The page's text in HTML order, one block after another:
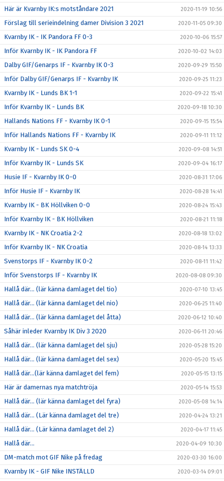
Här är Kvarnby IK:s motståndare 2021 2020-11-19 10:56
Förslag till serieindelning damer Division 3 2021 2020-11-05 09:30
Kvarnby IK - IK Pandora FF 0-3 2020-10-06 15:57
Inför Kvarnby IK - IK Pandora FF 2020-10-02 14:03
Dalby GIF/Genarps IF - Kvarnby IK 0-3 2020-09-29 15:50
Inför Dalby GIF/Genarps IF - Kvarnby IK 2020-09-25 11:23
Kvarnby IK - Lunds BK 1-1 2020-09-22 15:41
Inför Kvarnby IK - Lunds BK 2020-09-18 10:30
Hallands Nations FF - Kvarnby IK 0-1 2020-09-15 15:54
Inför Hallands Nations FF - Kvarnby IK 2020-09-11 11:12
Kvarnby IK - Lunds SK 0-4 2020-09-08 14:51
Inför Kvarnby IK - Lunds SK 2020-09-04 16:17
Husie IF - Kvarnby IK 0-0 2020-08-31 17:06
Inför Husie IF - Kvarnby IK 2020-08-28 14:41
Kvarnby IK - BK Höllviken 0-0 2020-08-24 15:43
Inför Kvarnby IK - BK Höllviken 2020-08-21 11:18
Kvarnby IK - NK Croatia 2-2 2020-08-18 13:02
Inför Kvarnby IK - NK Croatia 2020-08-14 13:33
Svenstorps IF - Kvarnby IK 0-2 2020-08-11 11:42
Inför Svenstorps IF - Kvarnby IK 2020-08-08 09:30
Hallå där… (lär känna damlaget del tio) 2020-07-10 13:45
Hallå där… (lär känna damlaget del nio) 2020-06-25 11:40
Hallå där… (lär känna damlaget del åtta) 2020-06-12 10:40
Såhär inleder Kvarnby IK Div 3 2020 2020-06-11 20:46
Hallå där… (lär känna damlaget del sju) 2020-05-28 15:20
Hallå där… (lär känna damlaget del sex) 2020-05-20 15:45
Hallå där…(lär känna damlaget del fem) 2020-05-15 13:15
Här är damernas nya matchtröja 2020-05-14 15:53
Hallå där… (lär känna damlaget del fyra) 2020-05-08 14:14
Hallå där… (Lär känna damlaget del tre) 2020-04-24 13:21
Hallå där… (Lär känna damlaget del 2) 2020-04-17 11:45
Hallå där… 2020-04-09 10:30
DM-match mot GIF Nike på fredag 2020-03-30 16:00
Kvarnby IK - GIF Nike INSTÄLLD 2020-03-14 09:01